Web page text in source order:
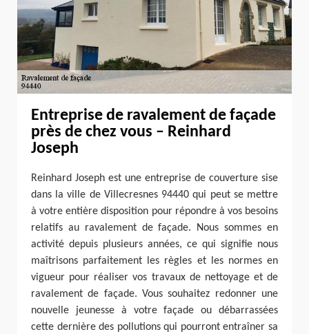
Entreprise de ravalement de façade
près de chez vous – Reinhard
Joseph
Reinhard Joseph est une entreprise de couverture sise
dans la ville de Villecresnes 94440 qui peut se mettre
à votre entière disposition pour répondre à vos besoins
relatifs au ravalement de façade. Nous sommes en
activité depuis plusieurs années, ce qui signifie nous
maîtrisons parfaitement les règles et les normes en
vigueur pour réaliser vos travaux de nettoyage et de
ravalement de façade. Vous souhaitez redonner une
nouvelle jeunesse à votre façade ou débarrassées
cette dernière des pollutions qui pourront entraîner sa